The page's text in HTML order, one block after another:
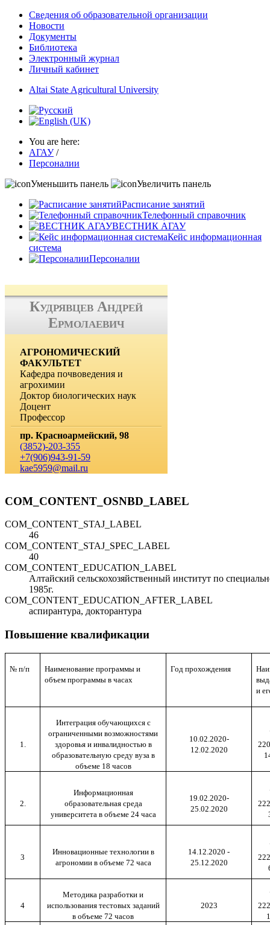
Сведения об образовательной организации
Новости
Документы
Библиотека
Электронный журнал
Личный кабинет
Altai State Agricultural University
You are here:
АГАУ /
Персоналии
Уменьшить панель
Увеличить панель
Расписание занятий
Телефонный справочник
ВЕСТНИК АГАУ
Кейс информационная
система
Персоналии
Кудрявцев Андрей
Ермолаевич
АГРОНОМИЧЕСКИЙ
ФАКУЛЬТЕТ
Кафедра почвоведения и
агрохимии
Доктор биологических наук
Доцент
Профессор
пр. Красноармейский, 98
(3852)-203-355
+7(906)943-91-59
kae5959@mail.ru
COM_CONTENT_OSNBD_LABEL
COM_CONTENT_STAJ_LABEL
46
COM_CONTENT_STAJ_SPEC_LABEL
40
COM_CONTENT_EDUCATION_LABEL
Алтайский сельскохозяйственный институт по
1985г.
COM_CONTENT_EDUCATION_AFTER_LABEL
аспирантура, докторантура
Повышение квалификации
№ п/п
Наименование программы и
объем программы в часах
Год прохождения
и
1.
Интеграция обучающихся с
ограниченными возможностями
здоровья и инвалидностью в
образовательную среду вуза в
объеме 18 часов
10.02.2020-
12.02.2020
2.
Информационная
образовательная среда
университета в объеме 24 часа
19.02.2020-
25.02.2020
3
Инновационные технологии в
агрономии в объеме 72 часа
14.12.2020 -
25.12.2020
4
Методика разработки и
использования тестовых заданий
в объеме 72 часов
2023